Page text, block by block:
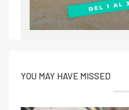
YOU MAY HAVE MISSED